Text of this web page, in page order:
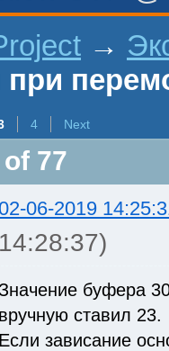
→
4 Next
77
06-2019
14:28:37)
буфера
вручную ставил 23.
Если зависание